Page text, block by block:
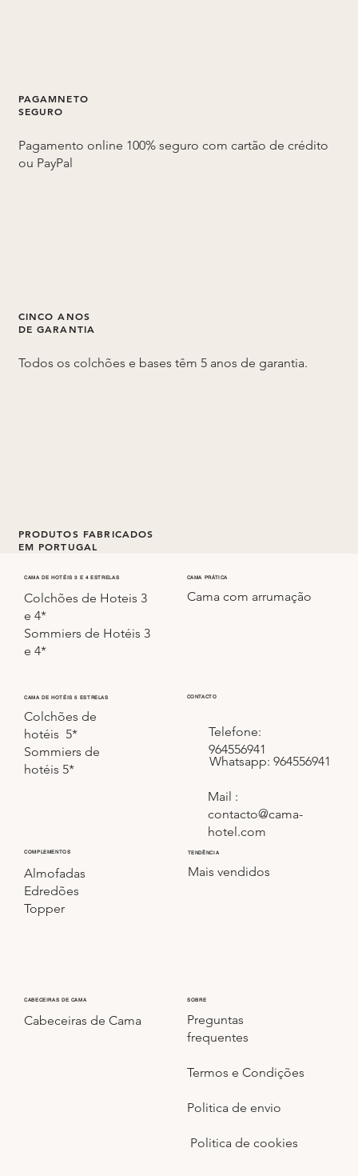
PAGAMNETO
SEGURO
Pagamento online 100% seguro com cartão de crédito
ou PayPal
CINCO ANOS
DE GARANTIA
Todos os colchões e bases têm 5 anos de garantia.
PRODUTOS FABRICADOS
EM PORTUGAL
Todos os colchões e sommiers são fabricados em
Portugal.
CABECEIRAS DE CAMA
Cabeceiras de Cama
TENDÊNCIA
Mais vendidos
COMPLEMENTOS
Almofadas
Edredões
Topper
CAMA DE HOTÉIS 5 ESTRELAS
Colchões de
hotéis 5*
Sommiers de
hotéis 5*
CAMA DE HOTÉIS 3 E 4 ESTRELAS
Colchões de Hoteis 3
e 4*
Sommiers de Hotéis 3
e 4*
CAMA PRÁTICA
Cama com arrumação
SOBRE
Preguntas
frequentes
Termos e Condições
Politica de envio
Politica de cookies
CONTACTO
Telefone:
964556941
Whatsapp: 964556941
Mail :
contacto@cama-
hotel.com